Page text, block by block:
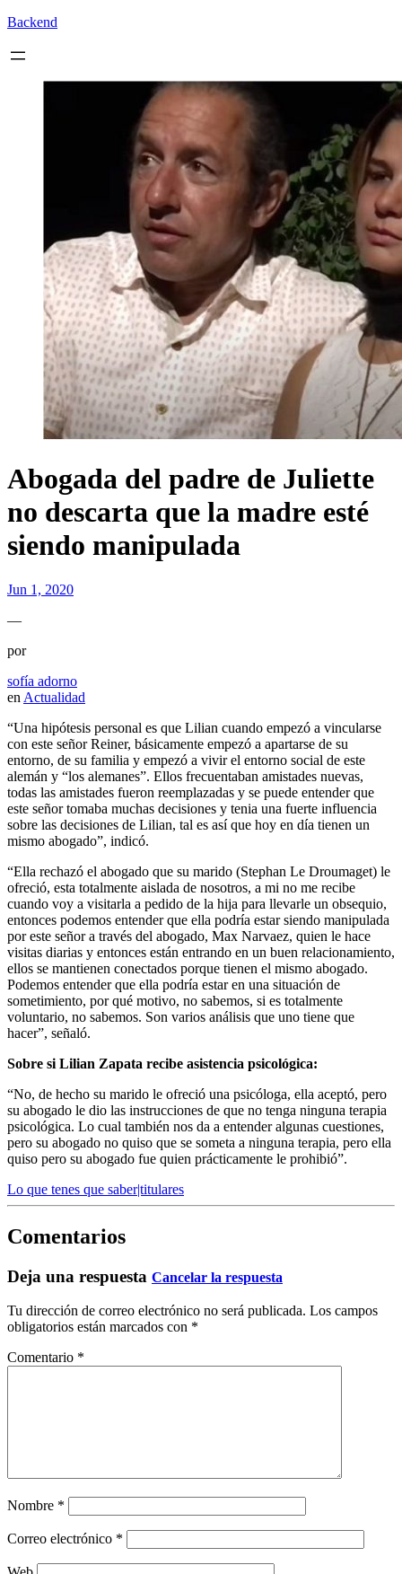
Backend
Abogada del padre de Juliette
no descarta que la madre esté
siendo manipulada
Jun 1, 2020
—
por
sofía adorno
en Actualidad
“Una hipótesis personal es que Lilian cuando empezó a vincularse
con este señor Reiner, básicamente empezó a apartarse de su
entorno, de su familia y empezó a vivir el entorno social de este
alemán y “los alemanes”. Ellos frecuentaban amistades nuevas,
todas las amistades fueron reemplazadas y se puede entender que
este señor tomaba muchas decisiones y tenia una fuerte influencia
sobre las decisiones de Lilian, tal es así que hoy en día tienen un
mismo abogado”, indicó.
“Ella rechazó el abogado que su marido (Stephan Le Droumaget) le
ofreció, esta totalmente aislada de nosotros, a mi no me recibe
cuando voy a visitarla a pedido de la hija para llevarle un obsequio,
entonces podemos entender que ella podría estar siendo manipulada
por este señor a través del abogado, Max Narvaez, quien le hace
visitas diarias y entonces están entrando en un buen relacionamiento,
ellos se mantienen conectados porque tienen el mismo abogado.
Podemos entender que ella podría estar en una situación de
sometimiento, por qué motivo, no sabemos, si es totalmente
voluntario, no sabemos. Son varios análisis que uno tiene que
hacer”, señaló.
Sobre si Lilian Zapata recibe asistencia psicológica:
“No, de hecho su marido le ofreció una psicóloga, ella aceptó, pero
su abogado le dio las instrucciones de que no tenga ninguna terapia
psicológica. Lo cual también nos da a entender algunas cuestiones,
pero su abogado no quiso que se someta a ninguna terapia, pero ella
quiso pero su abogado fue quien prácticamente le prohibió”.
Lo que tenes que saber|titulares
Comentarios
Deja una respuesta Cancelar la respuesta
Tu dirección de correo electrónico no será publicada. Los campos
obligatorios están marcados con *
Comentario *
Nombre *
Correo electrónico *